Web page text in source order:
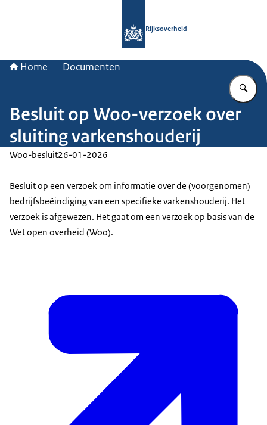
Rijksoverheid
Home Documenten
Besluit op Woo-verzoek over
sluiting varkenshouderij
Woo-besluit26-01-2026
Besluit op een verzoek om informatie over de (voorgenomen)
bedrijfsbeëindiging van een specifieke varkenshouderij. Het
verzoek is afgewezen. Het gaat om een verzoek op basis van de
Wet open overheid (Woo).